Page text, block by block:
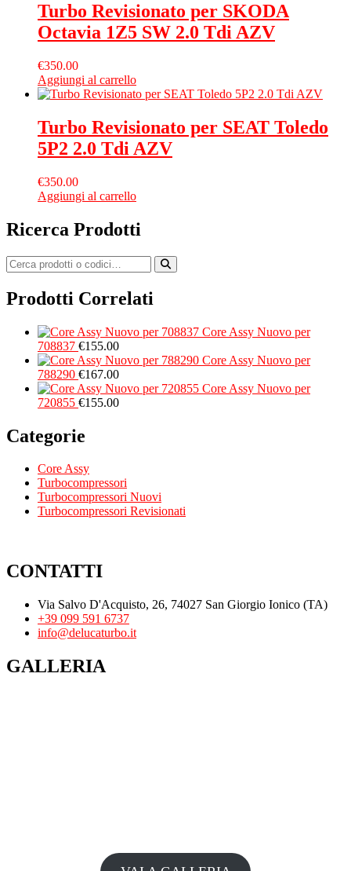
Turbo Revisionato per SKODA
Octavia 1Z5 SW 2.0 Tdi AZV
€350.00
Aggiungi al carrello
Turbo Revisionato per SEAT Toledo
5P2 2.0 Tdi AZV
€350.00
Aggiungi al carrello
Ricerca Prodotti
Prodotti Correlati
Core Assy Nuovo per
708837 €155.00
Core Assy Nuovo per
788290 €167.00
Core Assy Nuovo per
720855 €155.00
Categorie
Core Assy
Turbocompressori
Turbocompressori Nuovi
Turbocompressori Revisionati
CONTATTI
Via Salvo D'Acquisto, 26, 74027 San Giorgio Ionico (TA)
+39 099 591 6737
info@delucaturbo.it
GALLERIA